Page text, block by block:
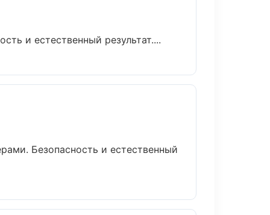
и естественный результат....
Безопасность и естественный